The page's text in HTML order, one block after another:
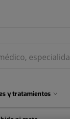
y tratamientos
No. La vasectomía no acaba con la libido ni mata el deseo